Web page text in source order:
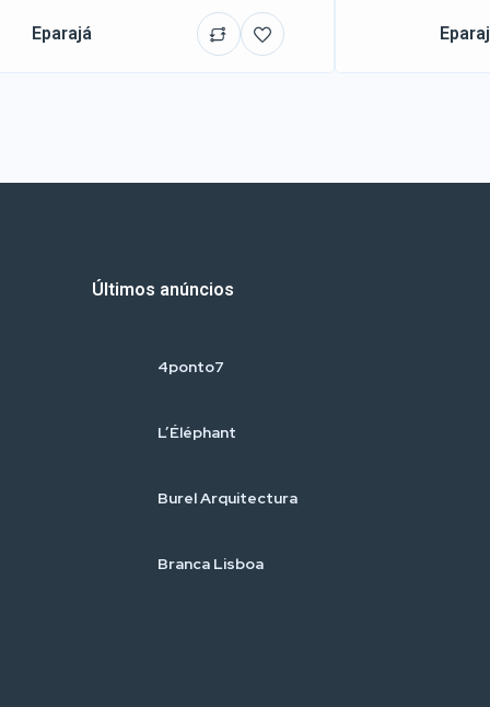
Eparajá
Últimos anúncios
4ponto7
L’Éléphant
Burel Arquitectura
Branca Lisboa